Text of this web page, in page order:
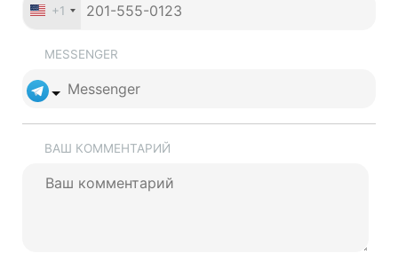
+1
MESSENGER
ВАШ КОММЕНТАРИЙ